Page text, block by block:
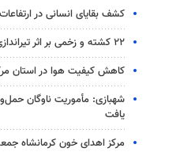
کشف بقایای انسانی در
۲۲ کشته و زخمی بر اثر تیراندازی در یک مدرسه در تایلند+ فیلم
کاهش کیفیت هوا در استان
شهبازی: مأموریت ناوگان
یافت
مرکز اهدای خون کرمانشاه